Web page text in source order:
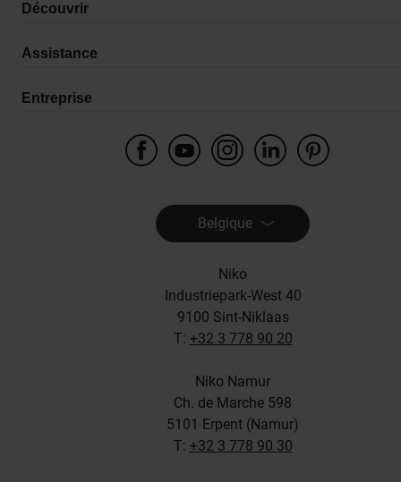
Découvrir
Assistance
Entreprise
Belgique
Niko
Industriepark-West 40
9100 Sint-Niklaas
T: +32 3 778 90 20
Niko Namur
Ch. de Marche 598
5101 Erpent (Namur)
T: +32 3 778 90 30